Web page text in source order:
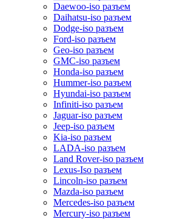
Daewoo-iso разъем
Daihatsu-iso разъем
Dodge-iso разъем
Ford-iso разъем
Geo-iso разъем
GMC-iso разъем
Honda-iso разъем
Hummer-iso разъем
Hyundai-iso разъем
Infiniti-iso разъем
Jaguar-iso разъем
Jeep-iso разъем
Kia-iso разъем
LADA-iso разъем
Land Rover-iso разъем
Lexus-Iso разъем
Lincoln-iso разъем
Mazda-iso разъем
Mercedes-iso разъем
Mercury-iso разъем